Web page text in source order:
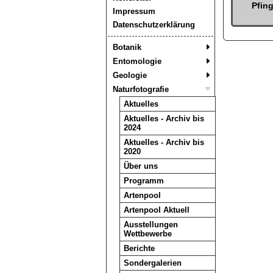
Impressum
Datenschutzerklärung
Botanik
Entomologie
Geologie
Naturfotografie
Aktuelles
Aktuelles - Archiv bis
2024
Aktuelles - Archiv bis
2020
Über uns
Programm
Artenpool
Artenpool Aktuell
Ausstellungen
Wettbewerbe
Berichte
Sondergalerien